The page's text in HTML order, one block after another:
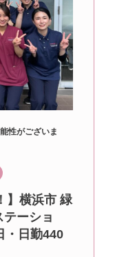
性がございま
】横浜市 緑
ーショ
・日勤440